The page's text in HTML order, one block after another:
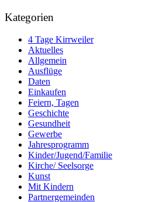
Kategorien
4 Tage Kirrweiler
Aktuelles
Allgemein
Ausflüge
Daten
Einkaufen
Feiern, Tagen
Geschichte
Gesundheit
Gewerbe
Jahresprogramm
Kinder/Jugend/Familie
Kirche/ Seelsorge
Kunst
Mit Kindern
Partnergemeinden